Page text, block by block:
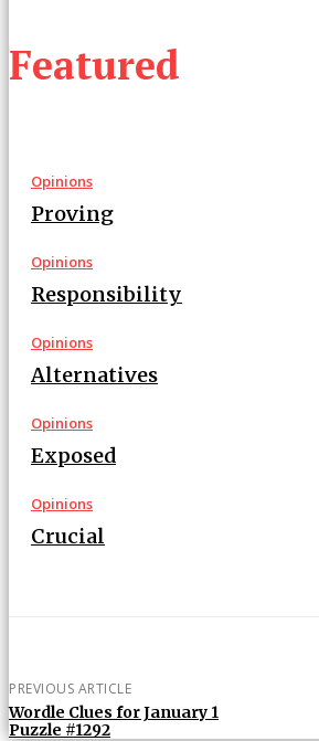
Featured
Opinions
Proving
Opinions
Responsibility
Opinions
Alternatives
Opinions
Exposed
Opinions
Crucial
PREVIOUS ARTICLE
Wordle Clues for January 1
Puzzle #1292